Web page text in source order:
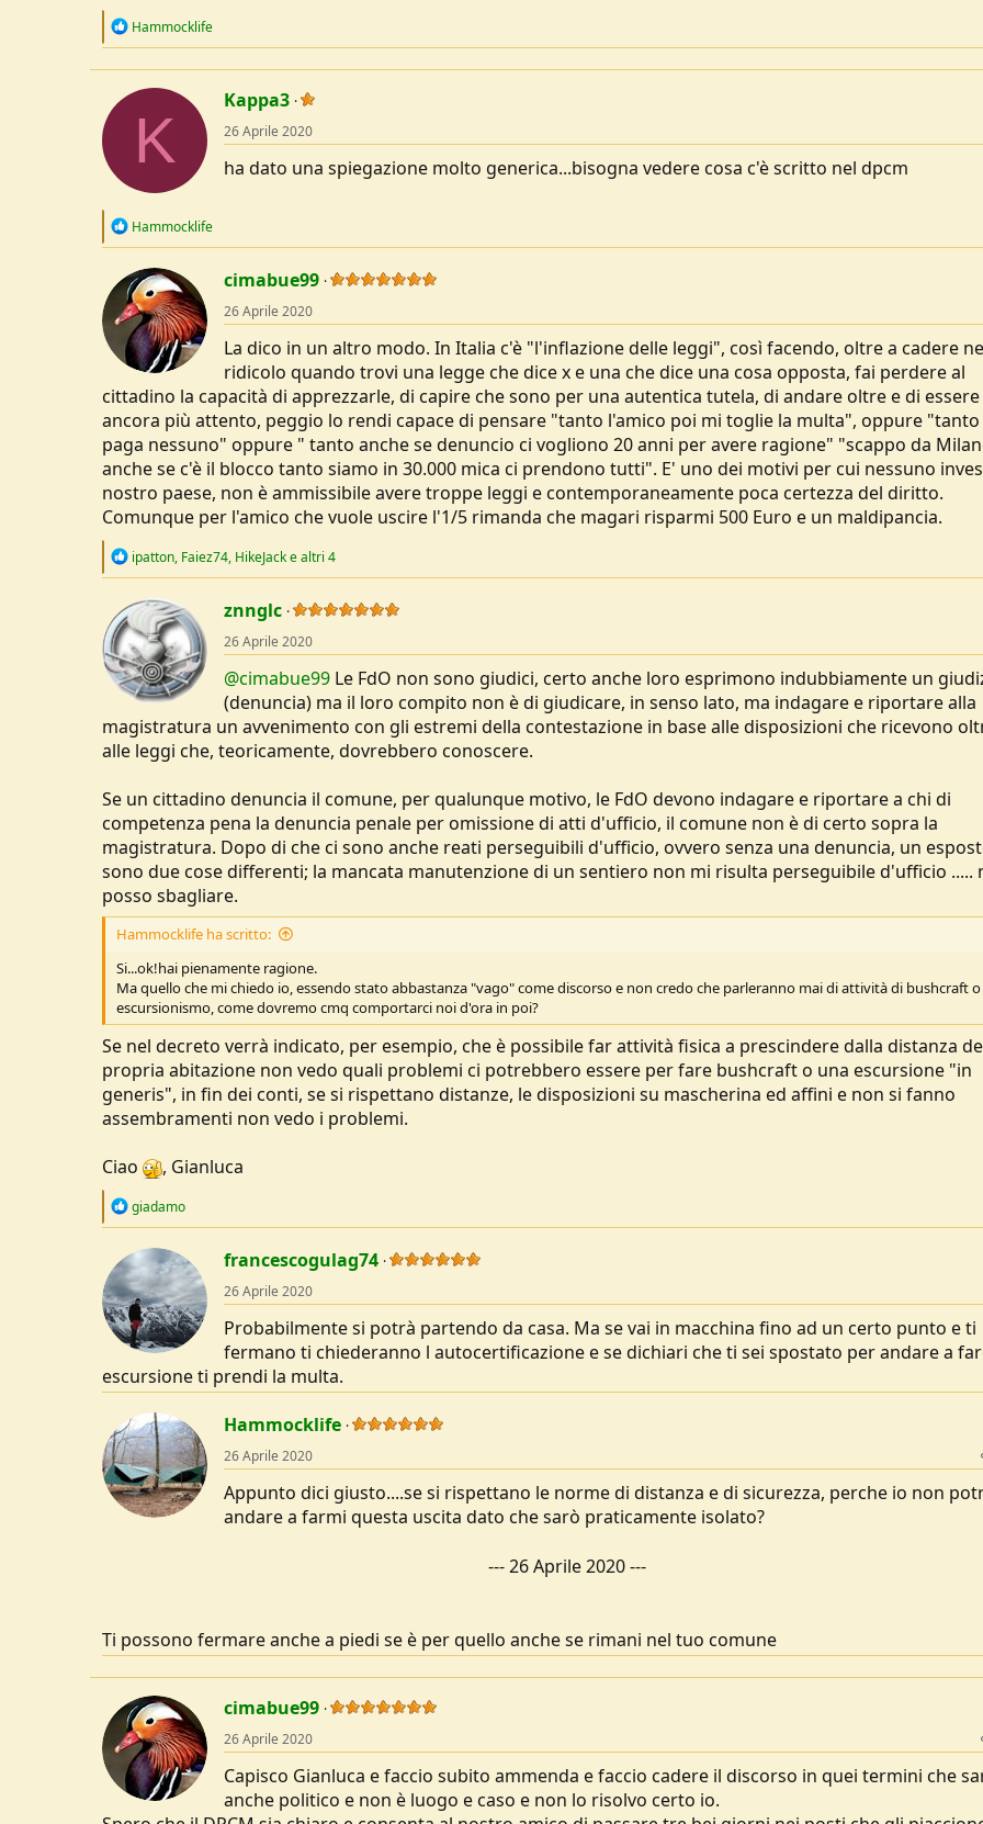
R
t
:
Hammocklife
K
Kappa3
26 Aprile 2020
ha dato una spiegazione molto generica...bisogna vedere cosa c'è scritto nel dpcm
R
c
t
i
o
n
s
Hammocklife
cimabue99
26 Aprile 2020
La dico in un altro modo. In Italia c'è "l'inflazione delle leggi", così facendo, oltre a cadere
ridicolo quando trovi una legge che dice x e una che dice una cosa opposta, fai perdere al
cittadino la capacità di apprezzarle, di capire che sono per una autentica tutela, di andare oltre e di essere
ancora più attento, peggio lo rendi capace di pensare "tanto l'amico poi mi toglie la multa", oppure
paga nessuno" oppure " tanto anche se denuncio ci vogliono 20 anni per avere ragione" "scappo da
anche se c'è il blocco tanto siamo in 30.000 mica ci prendono tutti". E' uno dei motivi per cui nessuno
nostro paese, non è ammissibile avere troppe leggi e contemporaneamente poca certezza del diritto.
Comunque per l'amico che vuole uscire l'1/5 rimanda che magari risparmi 500 Euro e un maldipancia.
R
c
t
i
o
n
s
ipatton, Faiez74, HikeJacke altri 4
znnglc
26 Aprile 2020
@cimabue99 Le FdO non sono giudici, certo anche loro esprimono indubbiamente un
(denuncia) ma il loro compito non è di giudicare, in senso lato, ma indagare e riportare alla
magistratura un avvenimento con gli estremi della contestazione in base alle disposizioni che ricevono
alle leggi che, teoricamente, dovrebbero conoscere.
Se un cittadino denuncia il comune, per qualunque motivo, le FdO devono indagare e riportare a chi di
competenza pena la denuncia penale per omissione di atti d'ufficio, il comune non è di certo sopra la
magistratura. Dopo di che ci sono anche reati perseguibili d'ufficio, ovvero senza una denuncia, un
sono due cose differenti; la mancata manutenzione di un sentiero non mi risulta perseguibile d'ufficio .....
posso sbagliare.
Hammocklife ha scritto:
Si...ok!hai pienamente ragione.
Ma quello che mi chiedo io, essendo stato abbastanza "vago" come discorso e non credo che parleranno mai di attività di bushcraft o
escursionismo, come dovremo cmq comportarci noi d'ora in poi?
Se nel decreto verrà indicato, per esempio, che è possibile far attività fisica a prescindere dalla distanza
propria abitazione non vedo quali problemi ci potrebbero essere per fare bushcraft o una escursione "in
generis", in fin dei conti, se si rispettano distanze, le disposizioni su mascherina ed affini e non si fanno
assembramenti non vedo i problemi.
Ciao
, Gianluca
R
c
t
i
o
n
s
giadamo
francescogulag74
26 Aprile 2020
Probabilmente si potrà partendo da casa. Ma se vai in macchina fino ad un certo punto e ti
fermano ti chiederanno l autocertificazione e se dichiari che ti sei spostato per andare a
escursione ti prendi la multa.
Hammocklife
26 Aprile 2020
Appunto dici giusto....se si rispettano le norme di distanza e di sicurezza, perche io non
andare a farmi questa uscita dato che sarò praticamente isolato?
---26 Aprile 2020---
Ti possono fermare anche a piedi se è per quello anche se rimani nel tuo comune
cimabue99
26 Aprile 2020
Capisco Gianluca e faccio subito ammenda e faccio cadere il discorso in quei termini che
anche politico e non è luogo e caso e non lo risolvo certo io.